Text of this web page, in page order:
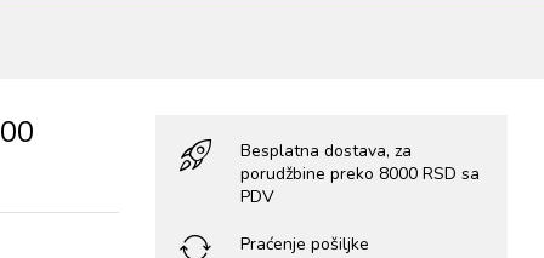
Besplatna dostava, za
porudžbine preko 8000 RSD sa
PDV
Praćenje pošiljke